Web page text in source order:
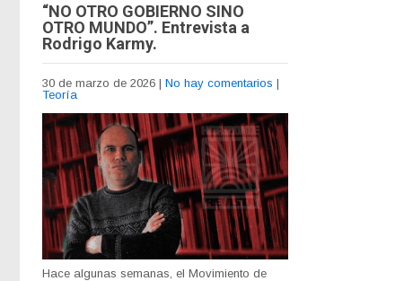
“NO OTRO GOBIERNO SINO
OTRO MUNDO”. Entrevista a
Rodrigo Karmy.
30 de marzo de 2026 | No hay comentarios |
Teoría
Hace algunas semanas, el Movimiento de